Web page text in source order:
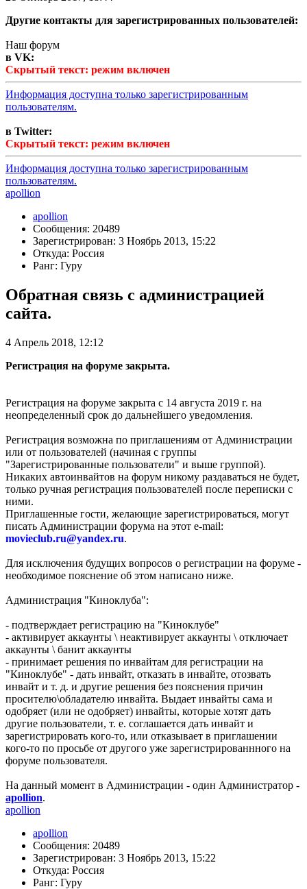
Другие контакты для зарегистрированных пользователей:
Наш форум
в VK:
Скрытый текст: режим включен
Информация доступна только зарегистрированным
пользователям.
в Twitter:
Скрытый текст: режим включен
Информация доступна только зарегистрированным
пользователям.
apollion
apollion
Сообщения: 20489
Зарегистрирован: 3 Ноябрь 2013, 15:22
Откуда: Россия
Ранг: Гуру
Обратная связь с администрацией
сайта.
4 Апрель 2018, 12:12
Регистрация на форуме закрыта.
Регистрация на форуме закрыта с 14 августа 2019 г. на
неопределенный срок до дальнейшего уведомления.
Регистрация возможна по приглашениям от Администрации
или от пользователей (начиная с группы
"Зарегистрированные пользователи" и выше группой).
Никаких автоинвайтов на форум никому раздаваться не будет,
только ручная регистрация пользователей после переписки с
ними.
Приглашенные гости, желающие зарегистрироваться, могут
писать Администрации форума на этот e-mail:
movieclub.ru@yandex.ru.
Для исключения будущих вопросов о регистрации на форуме -
необходимое пояснение об этом написано ниже.
Администрация "Киноклуба":
- подтверждает регистрацию на "Киноклубе"
- активирует аккаунты \ неактивирует аккаунты \ отключает
аккаунты \ банит аккаунты
- принимает решения по инвайтам для регистрации на
"Киноклубе" - дать инвайт, отказать в инвайте, отозвать
инвайт и т. д. и другие решения без пояснения причин
просителю\обладателю инвайта. Выдает инвайты сама и
одобряет (или не одобряет) инвайты, которые хотят дать
другие пользователи, т. е. соглашается дать инвайт и
зарегистрировать кого-то, или отказывает в приглашении
кого-то по просьбе от другого уже зарегистрированнного на
форуме пользователя.
На данный момент в Администрации - один Администратор -
apollion.
apollion
apollion
Сообщения: 20489
Зарегистрирован: 3 Ноябрь 2013, 15:22
Откуда: Россия
Ранг: Гуру